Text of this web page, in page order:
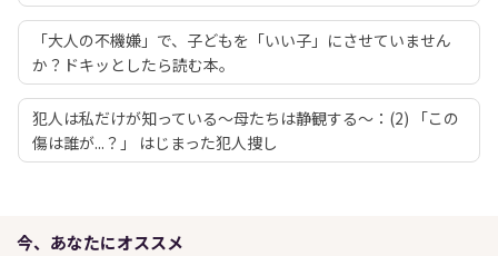
「大人の不機嫌」で、子どもを「いい子」にさせていません
か？ドキッとしたら読む本。
犯人は私だけが知っている～母たちは静観する～：(2) 「この
傷は誰が...？」 はじまった犯人捜し
今、あなたにオススメ